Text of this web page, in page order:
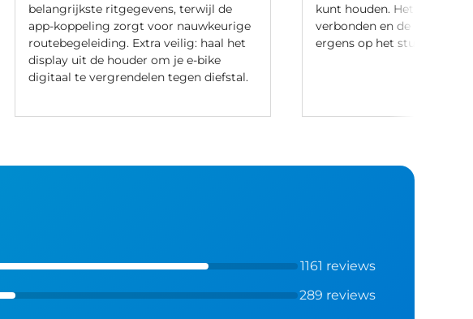
belangrijkste ritgegevens, terwijl de
app-koppeling zorgt voor nauwkeurige
routebegeleiding. Extra veilig: haal het
display uit de houder om je e-bike
digitaal te vergrendelen tegen diefstal.
kunt houden. Het systeem
verbonden en de remote
ergens op het stuur
1161 reviews
289 reviews